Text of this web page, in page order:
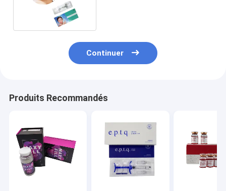
Continuer
Produits Recommandés